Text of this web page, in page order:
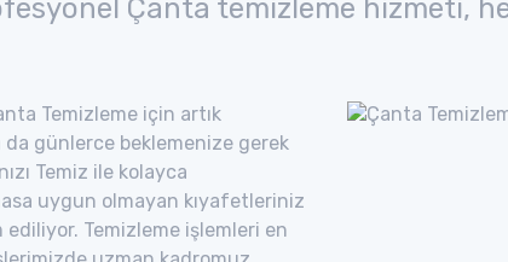
Çanta temizleme hizmeti,
Temizleme için artık
da günlerce beklemenize gerek
Temiz ile kolayca
uygun olmayan kıyafetleriniz
Temizleme işlemleri en